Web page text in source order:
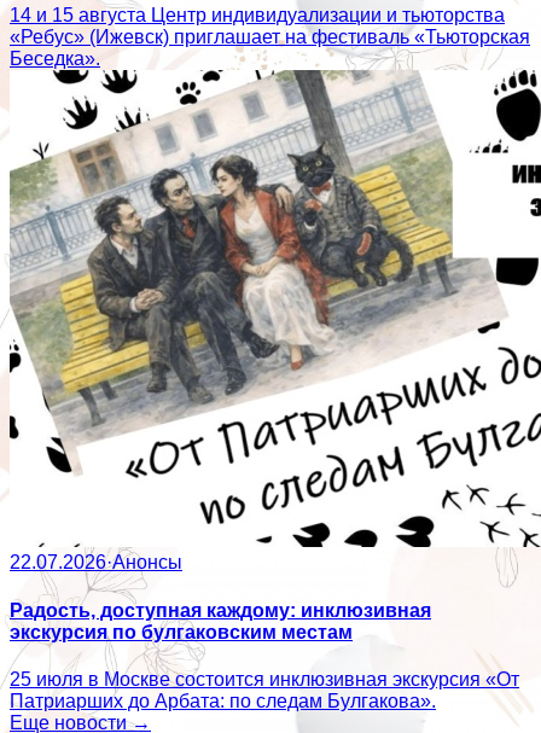
14 и 15 августа Центр индивидуализации и тьюторства
«Ребус» (Ижевск) приглашает на фестиваль «Тьюторская
Беседка».
22.07.2026·Анонсы
Радость, доступная каждому: инклюзивная
экскурсия по булгаковским местам
25 июля в Москве состоится инклюзивная экскурсия «От
Патриарших до Арбата: по следам Булгакова».
Еще новости →